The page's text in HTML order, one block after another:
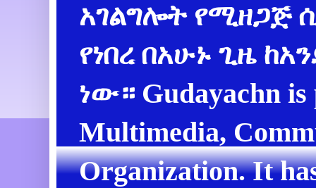
አገልግሎት የሚዘጋጅ
የነበረ በአሁኑ ጊዜ
ነው። Gudayachn is
Multimedia,
Organization. It